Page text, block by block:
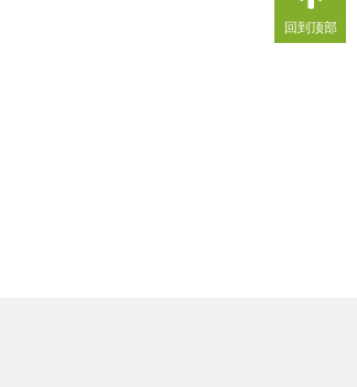
回到顶部